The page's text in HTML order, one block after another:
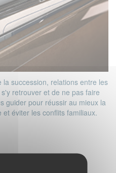
succession, relations entre les
retrouver et de ne pas faire
guider pour réussir au mieux la
éviter les conflits familiaux.